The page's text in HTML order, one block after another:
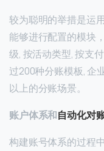
较为聪明的举措是运
能够进行配置的模块
级, 按活动类型, 按支
过200种分账模板, 企
以上的分账场景。
账户体系和自动化对
构建账号体系的过程